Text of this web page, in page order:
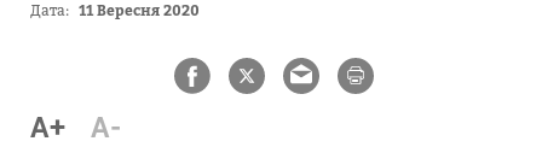
Дата: 11 Вересня 2020
A+ A-